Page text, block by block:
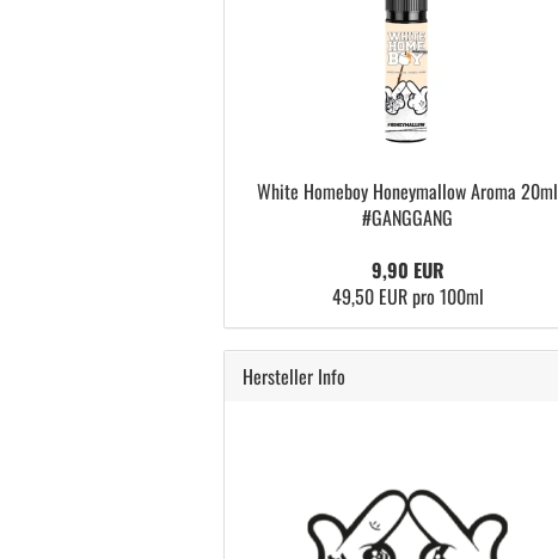
White Homeboy Honeymallow Aroma 20ml
#GANGGANG
9,90 EUR
49,50 EUR pro 100ml
Hersteller Info